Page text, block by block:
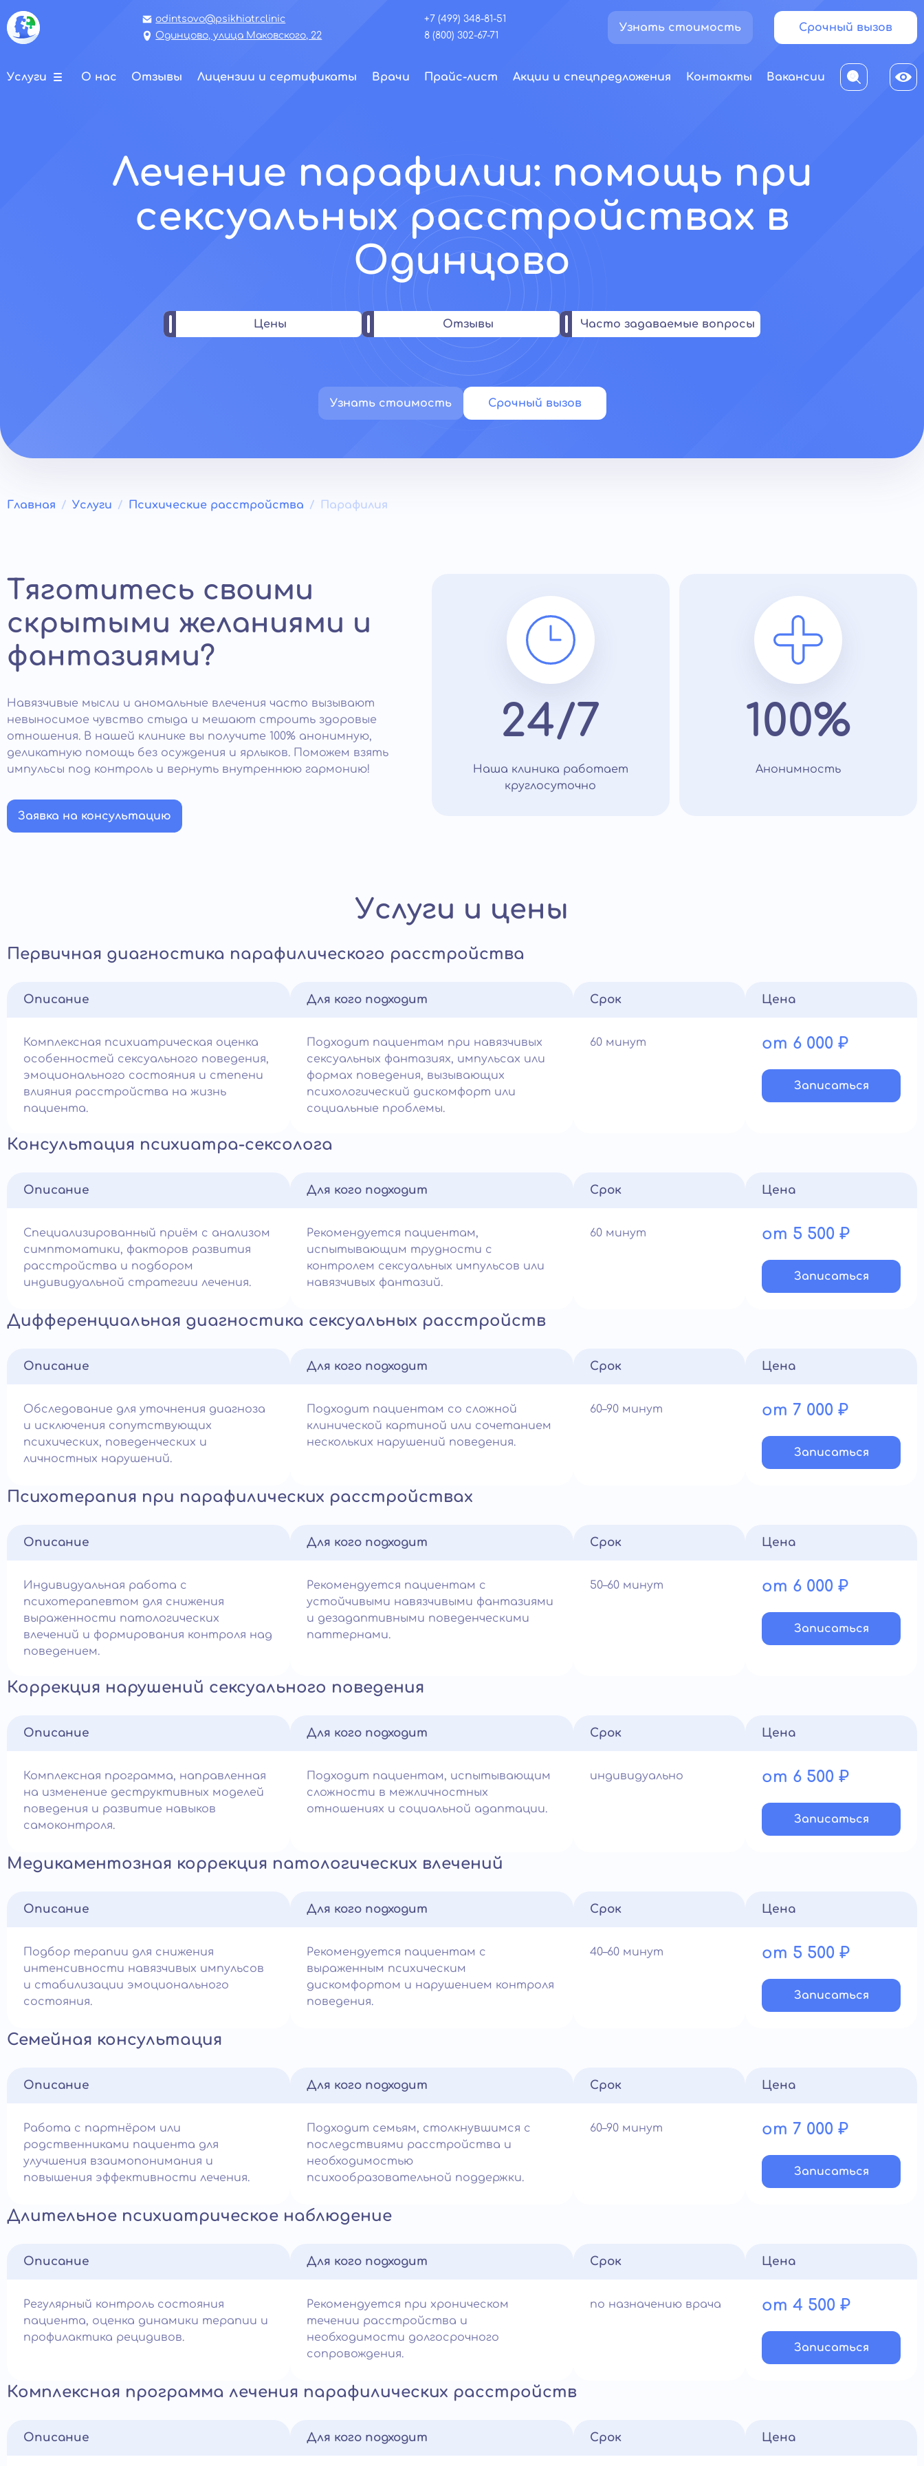
odintsovo@psikhiatr.clinic
Одинцово, улица Маковского, 22
+7 (499) 348-81-51
8 (800) 302-67-71
Узнать стоимость Срочный вызов
Услуги О нас Отзывы Лицензии и сертификаты Врачи Прайс-лист Акции и спецпредложения Контакты Вакансии
Лечение парафилии: помощь при
сексуальных расстройствах в
Одинцово
Цены Отзывы Часто задаваемые вопросы
Узнать стоимость Срочный вызов
Главная Услуги Психические расстройства Парафилия
Тяготитесь своими
скрытыми желаниями и
фантазиями?
Навязчивые мысли и аномальные влечения часто вызывают
невыносимое чувство стыда и мешают строить здоровые
отношения. В нашей клинике вы получите 100% анонимную,
деликатную помощь без осуждения и ярлыков. Поможем взять
импульсы под контроль и вернуть внутреннюю гармонию!
Заявка на консультацию
24/7
Наша клиника работает
круглосуточно
100%
Анонимность
Услуги и цены
Первичная диагностика парафилического расстройства
Описание
Комплексная психиатрическая оценка
особенностей сексуального поведения,
эмоционального состояния и степени
влияния расстройства на жизнь
пациента.
Для кого подходит
Подходит пациентам при навязчивых
сексуальных фантазиях, импульсах или
формах поведения, вызывающих
психологический дискомфорт или
социальные проблемы.
Срок
60 минут
Цена
от 6 000 ₽
Записатьcя
Консультация психиатра-сексолога
Описание
Специализированный приём с анализом
симптоматики, факторов развития
расстройства и подбором
индивидуальной стратегии лечения.
Для кого подходит
Рекомендуется пациентам,
испытывающим трудности с
контролем сексуальных импульсов или
навязчивых фантазий.
Срок
60 минут
Цена
от 5 500 ₽
Записатьcя
Дифференциальная диагностика сексуальных расстройств
Описание
Обследование для уточнения диагноза
и исключения сопутствующих
психических, поведенческих и
личностных нарушений.
Для кого подходит
Подходит пациентам со сложной
клинической картиной или сочетанием
нескольких нарушений поведения.
Срок
60–90 минут
Цена
от 7 000 ₽
Записатьcя
Психотерапия при парафилических расстройствах
Описание
Индивидуальная работа с
психотерапевтом для снижения
выраженности патологических
влечений и формирования контроля над
поведением.
Для кого подходит
Рекомендуется пациентам с
устойчивыми навязчивыми фантазиями
и дезадаптивными поведенческими
паттернами.
Срок
50–60 минут
Цена
от 6 000 ₽
Записатьcя
Коррекция нарушений сексуального поведения
Описание
Комплексная программа, направленная
на изменение деструктивных моделей
поведения и развитие навыков
самоконтроля.
Для кого подходит
Подходит пациентам, испытывающим
сложности в межличностных
отношениях и социальной адаптации.
Срок
индивидуально
Цена
от 6 500 ₽
Записатьcя
Медикаментозная коррекция патологических влечений
Описание
Подбор терапии для снижения
интенсивности навязчивых импульсов
и стабилизации эмоционального
состояния.
Для кого подходит
Рекомендуется пациентам с
выраженным психическим
дискомфортом и нарушением контроля
поведения.
Срок
40–60 минут
Цена
от 5 500 ₽
Записатьcя
Семейная консультация
Описание
Работа с партнёром или
родственниками пациента для
улучшения взаимопонимания и
повышения эффективности лечения.
Для кого подходит
Подходит семьям, столкнувшимся с
последствиями расстройства и
необходимостью
психообразовательной поддержки.
Срок
60–90 минут
Цена
от 7 000 ₽
Записатьcя
Длительное психиатрическое наблюдение
Описание
Регулярный контроль состояния
пациента, оценка динамики терапии и
профилактика рецидивов.
Для кого подходит
Рекомендуется при хроническом
течении расстройства и
необходимости долгосрочного
сопровождения.
Срок
по назначению врача
Цена
от 4 500 ₽
Записатьcя
Комплексная программа лечения парафилических расстройств
Описание Для кого подходит Срок Цена